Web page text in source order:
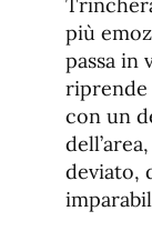
più
passa in
riprende
con un
deviato,